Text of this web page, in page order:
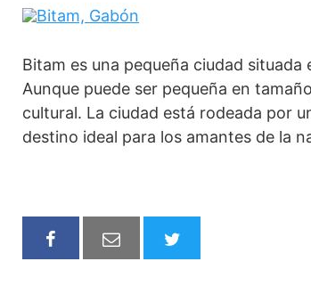
Bitam es una pequeña ciudad
Aunque puede ser pequeña en
cultural. La ciudad está rodeada por
destino ideal para los amantes de la